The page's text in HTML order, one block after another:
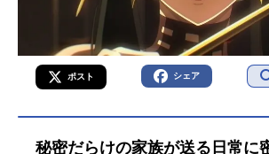
ポスト シェア
秘密だらけの家族が送る日常に